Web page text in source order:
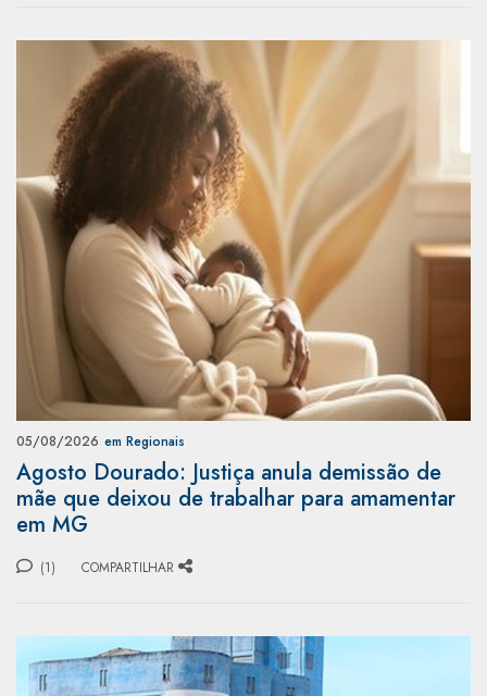
05/08/2026 em Regionais
Agosto Dourado: Justiça anula demissão de
mãe que deixou de trabalhar para amamentar
em MG
(1) COMPARTILHAR